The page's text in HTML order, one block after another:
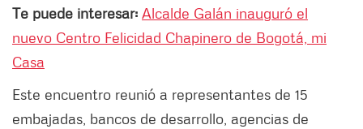
Te puede interesar: Alcalde Galán inauguró el
nuevo Centro Felicidad Chapinero de Bogotá, mi
Casa
Este encuentro reunió a representantes de 15
embajadas, bancos de desarrollo, agencias de